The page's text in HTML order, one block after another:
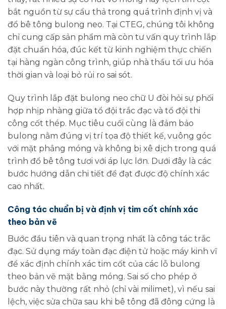
bắt nguồn từ sự cẩu thả trong quá trình định vị và
đổ bê tông bulong neo. Tại CTEG, chúng tôi không
chỉ cung cấp sản phẩm mà còn tư vấn quy trình lắp
đặt chuẩn hóa, đúc kết từ kinh nghiệm thực chiến
tại hàng ngàn công trình, giúp nhà thầu tối ưu hóa
thời gian và loại bỏ rủi ro sai sót.
Quy trình lắp đặt bulong neo chữ U đòi hỏi sự phối
hợp nhịp nhàng giữa tổ đội trắc đạc và tổ đội thi
công cốt thép. Mục tiêu cuối cùng là đảm bảo
bulong nằm đúng vị trí tọa độ thiết kế, vuông góc
với mặt phẳng móng và không bị xê dịch trong quá
trình đổ bê tông tươi với áp lực lớn. Dưới đây là các
bước hướng dẫn chi tiết để đạt được độ chính xác
cao nhất.
Công tác chuẩn bị và định vị tim cốt chính xác
theo bản vẽ
Bước đầu tiên và quan trọng nhất là công tác trắc
đạc. Sử dụng máy toàn đạc điện tử hoặc máy kinh vĩ
để xác định chính xác tim cốt của các lỗ bulong
theo bản vẽ mặt bằng móng. Sai số cho phép ở
bước này thường rất nhỏ (chỉ vài milimet), vì nếu sai
lệch, việc sửa chữa sau khi bê tông đã đông cứng là